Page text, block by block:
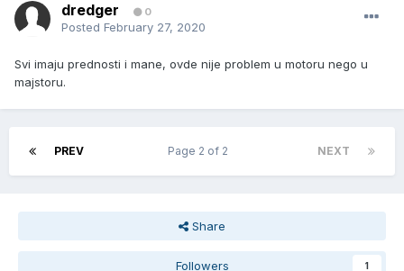
dredger 0
Posted February 27, 2020
Svi imaju prednosti i mane, ovde nije problem u motoru nego u
majstoru.
PREV NEXT
Page 2 of 2
Share
Followers 1